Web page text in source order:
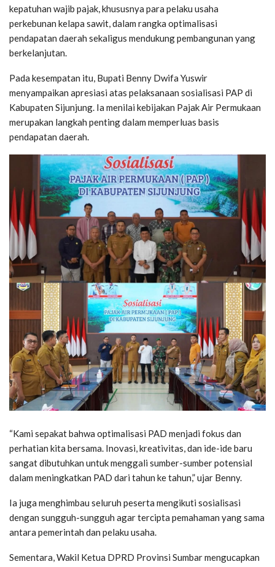
kepatuhan wajib pajak, khususnya para pelaku usaha
perkebunan kelapa sawit, dalam rangka optimalisasi
pendapatan daerah sekaligus mendukung pembangunan yang
berkelanjutan.
Pada kesempatan itu, Bupati Benny Dwifa Yuswir
menyampaikan apresiasi atas pelaksanaan sosialisasi PAP di
Kabupaten Sijunjung. Ia menilai kebijakan Pajak Air Permukaan
merupakan langkah penting dalam memperluas basis
pendapatan daerah.
“Kami sepakat bahwa optimalisasi PAD menjadi fokus dan
perhatian kita bersama. Inovasi, kreativitas, dan ide-ide baru
sangat dibutuhkan untuk menggali sumber-sumber potensial
dalam meningkatkan PAD dari tahun ke tahun,” ujar Benny.
Ia juga menghimbau seluruh peserta mengikuti sosialisasi
dengan sungguh-sungguh agar tercipta pemahaman yang sama
antara pemerintah dan pelaku usaha.
Sementara, Wakil Ketua DPRD Provinsi Sumbar mengucapkan